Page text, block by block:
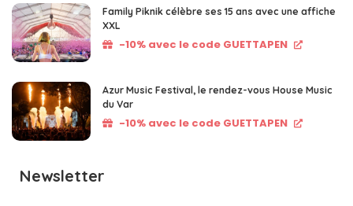
Family Piknik célèbre ses 15 ans avec une affiche
XXL
-10% avec le code GUETTAPEN
Azur Music Festival, le rendez-vous House Music
du Var
-10% avec le code GUETTAPEN
Newsletter